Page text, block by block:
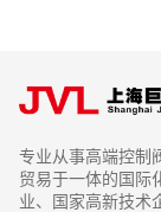
专业从事高端控制
贸易于一体的国际
业、国家高新技术